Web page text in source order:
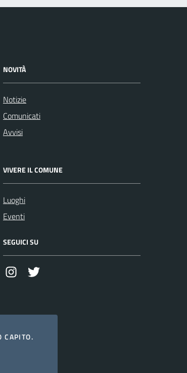
NOVITÀ
Notizie
Comunicati
Avvisi
VIVERE IL COMUNE
Luoghi
Eventi
SEGUICI SU
InstagramTwitter
CAPITO.